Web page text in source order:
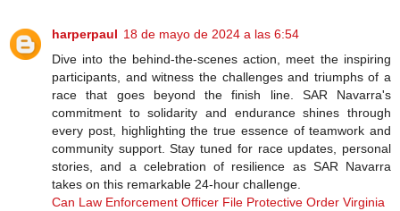
harperpaul 18 de mayo de 2024 a las 6:54
Dive into the behind-the-scenes action, meet the inspiring
participants, and witness the challenges and triumphs of a
race that goes beyond the finish line. SAR Navarra's
commitment to solidarity and endurance shines through
every post, highlighting the true essence of teamwork and
community support. Stay tuned for race updates, personal
stories, and a celebration of resilience as SAR Navarra
takes on this remarkable 24-hour challenge.
Can Law Enforcement Officer File Protective Order Virginia